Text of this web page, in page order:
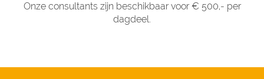
Onze consultants zijn beschikbaar voor € 500,- per
dagdeel.